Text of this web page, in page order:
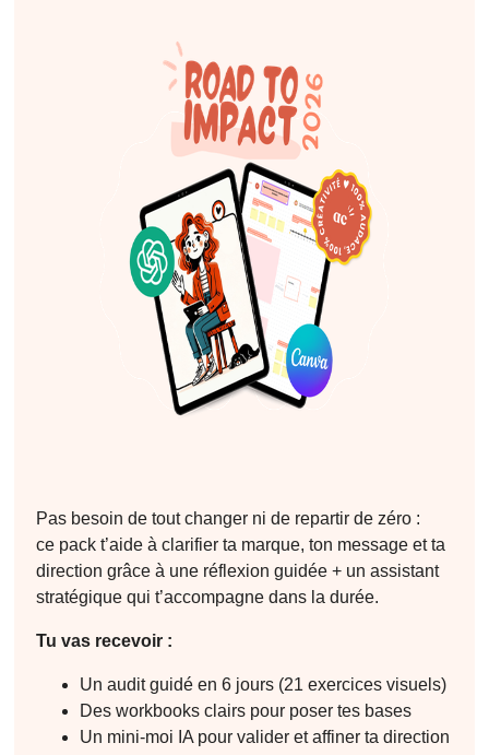
Pas besoin de tout changer ni de repartir de zéro :
ce pack t’aide à clarifier ta marque, ton message et ta
direction grâce à une réflexion guidée + un assistant
stratégique qui t’accompagne dans la durée.
Tu vas recevoir :
Un audit guidé en 6 jours (21 exercices visuels)
Des workbooks clairs pour poser tes bases
Un mini-moi IA pour valider et affiner ta direction